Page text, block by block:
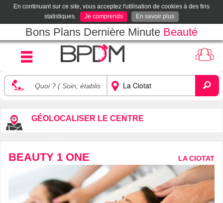
En continuant sur ce site, vous acceptez l'utilisation de cookies à des fins
statistiques.
Je comprends En savoir plus
Bons Plans Dernière Minute Beauté
GÉOLOCALISER LE CENTRE
BEAUTY 1 ONE LA CIOTAT